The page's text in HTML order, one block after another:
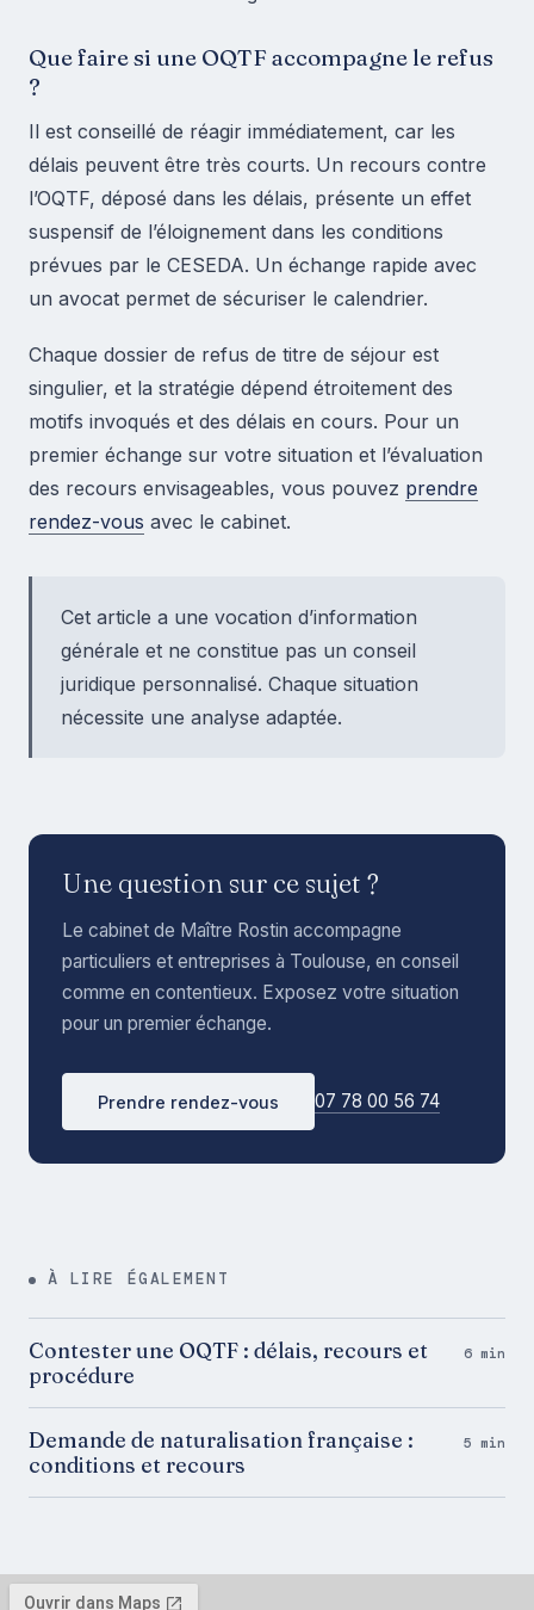
Que faire si une OQTF accompagne le refus
?
Il est conseillé de réagir immédiatement, car les
délais peuvent être très courts. Un recours contre
l’OQTF, déposé dans les délais, présente un effet
suspensif de l’éloignement dans les conditions
prévues par le CESEDA. Un échange rapide avec
un avocat permet de sécuriser le calendrier.
Chaque dossier de refus de titre de séjour est
singulier, et la stratégie dépend étroitement des
motifs invoqués et des délais en cours. Pour un
premier échange sur votre situation et l’évaluation
des recours envisageables, vous pouvez prendre
rendez-vous avec le cabinet.
Cet article a une vocation d’information
générale et ne constitue pas un conseil
juridique personnalisé. Chaque situation
nécessite une analyse adaptée.
Une question sur ce sujet ?
Le cabinet de Maître Rostin accompagne
particuliers et entreprises à Toulouse, en conseil
comme en contentieux. Exposez votre situation
pour un premier échange.
Prendre rendez-vous 07 78 00 56 74
À LIRE ÉGALEMENT
Contester une OQTF : délais, recours et
procédure
6 min
Demande de naturalisation française :
conditions et recours
5 min